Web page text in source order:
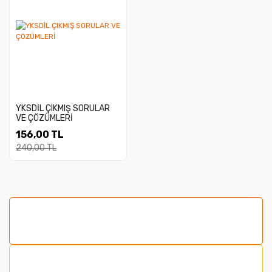
YKSDİL ÇIKMIŞ SORULAR
VE ÇÖZÜMLERİ
156,00 TL
240,00 TL